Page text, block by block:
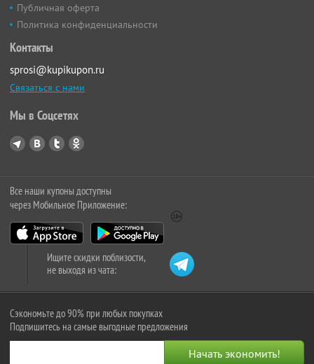
Публичная оферта
Политика конфиденциальности
Контакты
sprosi@kupikupon.ru
Связаться с нами
Мы в Соцсетях
Все наши купоны доступны
через Мобильное Приложение:
Ищите скидки поблизости,
не выходя из чата:
Сэкономьте до 90% при любых покупках
Подпишитесь на самые выгодные предложения